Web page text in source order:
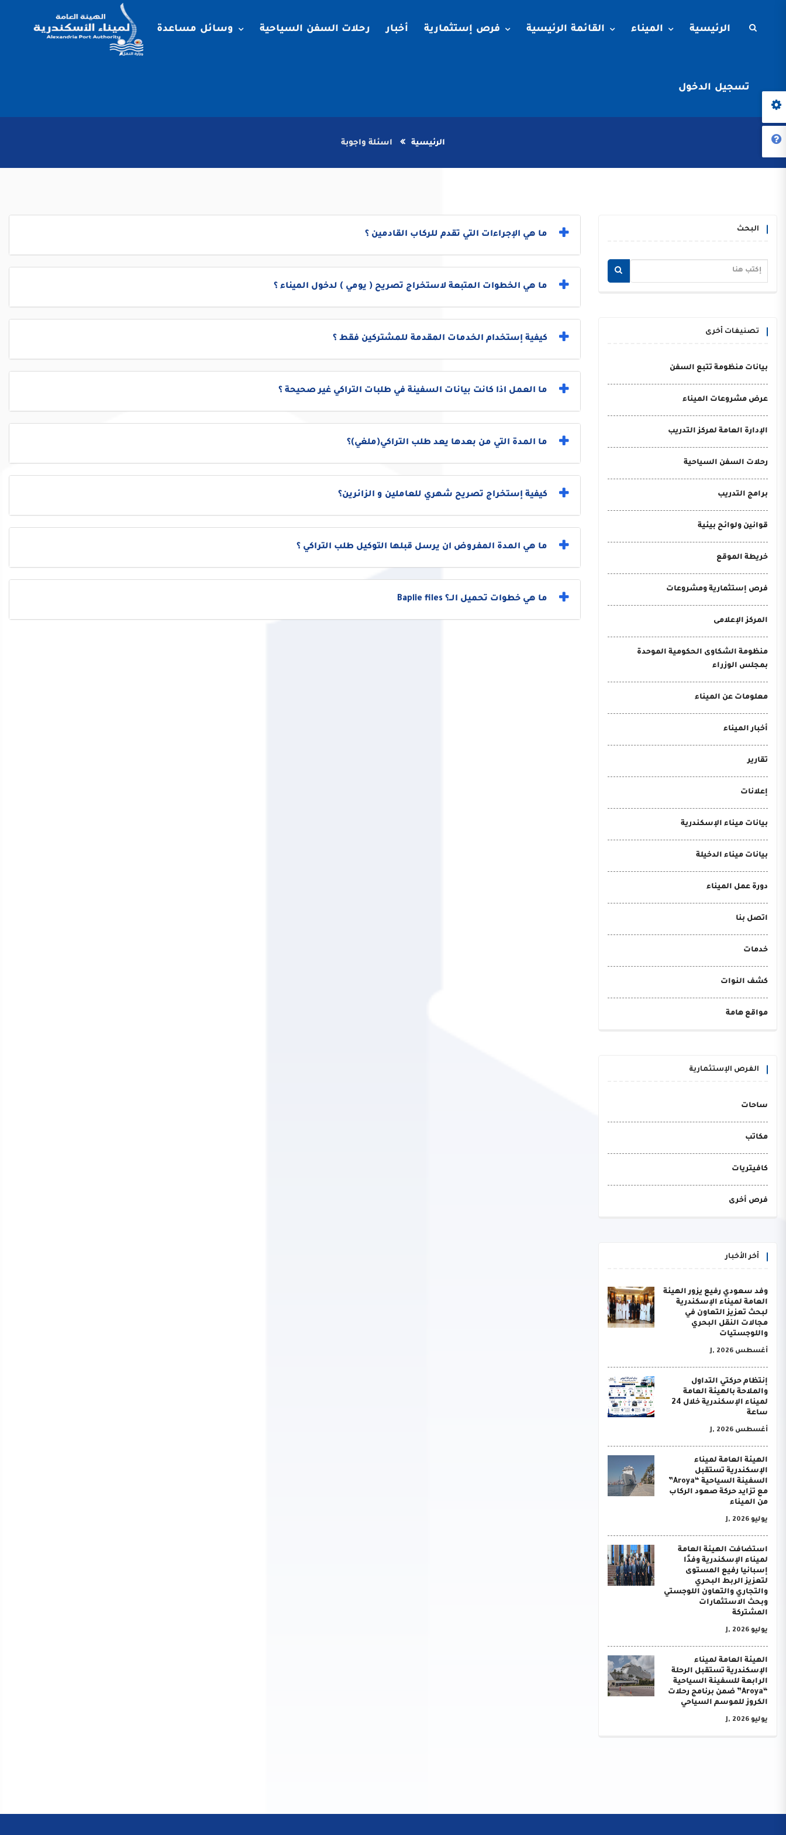
الرئيسية الميناء القائمة الرئيسية فرص إستثمارية أخبار رحلات السفن السياحية وسائل مساعدة
تسجيل الدخول
الرئيسية اسئلة واجوبة
البحث
تصنيفات أخرى
بيانات منظومة تتبع السفن
عرض مشروعات الميناء
الإدارة العامة لمركز التدريب
رحلات السفن السياحية
برامج التدريب
قوانين ولوائح بيئية
خريطة الموقع
فرص إستثمارية ومشروعات
المركز الإعلامى
منظومة الشكاوى الحكومية الموحدة
بمجلس الوزراء
معلومات عن الميناء
أخبار الميناء
تقارير
إعلانات
بيانات ميناء الإسكندرية
بيانات ميناء الدخيلة
دورة عمل الميناء
اتصل بنا
خدمات
كشف النوات
مواقع هامة
الفرص الإستثمارية
ساحات
مكاتب
كافيتريات
فرص أخرى
أخر الأخبار
وفد سعودي رفيع يزور الهيئة
العامة لميناء الإسكندرية
لبحث تعزيز التعاون في
مجالات النقل البحري
واللوجستيات
أغسطس J, 2026
إنتظام حركتي التداول
والملاحة بالهيئة العامة
لميناء الإسكندرية خلال 24
ساعة
أغسطس J, 2026
الهيئة العامة لميناء
الإسكندرية تستقبل
السفينة السياحية “Aroya”
مع تزايد حركة صعود الركاب
من الميناء
يوليو J, 2026
استضافت الهيئة العامة
لميناء الإسكندرية وفدًا
إسبانيا رفيع المستوى
لتعزيز الربط البحري
والتجاري والتعاون اللوجستي
وبحث الاستثمارات
المشتركة
يوليو J, 2026
الهيئة العامة لميناء
الإسكندرية تستقبل الرحلة
الرابعة للسفينة السياحية
“Aroya” ضمن برنامج رحلات
الكروز للموسم السياحي
يوليو J, 2026
ما هي الإجراءات التي تقدم للركاب القادمين ؟
ما هي الخطوات المتبعة لاستخراج تصريح ( يومي ) لدخول الميناء ؟
كيفية إستخدام الخدمات المقدمة للمشتركين فقط ؟
ما العمل اذا كانت بيانات السفينة في طلبات التراكي غير صحيحة ؟
ما المدة التي من بعدها يعد طلب التراكي(ملغي)؟
كيفية إستخراج تصريح شهري للعاملين و الزائرين؟
ما هي المدة المفروض ان يرسل قبلها التوكيل طلب التراكي ؟
ما هي خطوات تحميل الــ؟ Baplie files